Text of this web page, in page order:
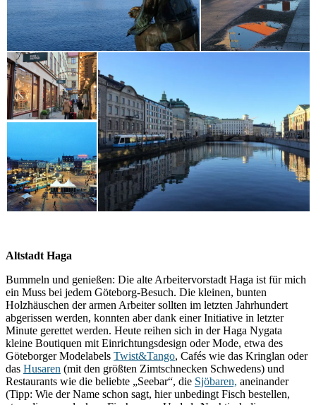
Altstadt Haga
Bummeln und genießen: Die alte Arbeitervorstadt Haga ist für mich
ein Muss bei jedem Göteborg-Besuch. Die kleinen, bunten
Holzhäuschen der armen Arbeiter sollten im letzten Jahrhundert
abgerissen werden, konnten aber dank einer Initiative in letzter
Minute gerettet werden. Heute reihen sich in der Haga Nygata
kleine Boutiquen mit Einrichtungsdesign oder Mode, etwa des
Göteborger Modelabels Twist&Tango, Cafés wie das Kringlan oder
das Husaren (mit den größten Zimtschnecken Schwedens) und
Restaurants wie die beliebte „Seebar“, die Sjöbaren, aneinander
(Tipp: Wie der Name schon sagt, hier unbedingt Fisch bestellen,